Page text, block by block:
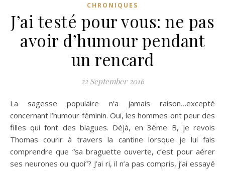
CHRONIQUES
J’ai testé pour vous: ne pas
avoir d’humour pendant
un rencard
22 September 2016
La sagesse populaire n’a jamais raison…excepté
concernant l’humour féminin. Oui, les hommes ont peur des
filles qui font des blagues. Déjà, en 3ème B, je revois
Thomas courir à travers la cantine lorsque je lui fais
comprendre que “sa braguette ouverte, c’est pour aérer
ses neurones ou quoi”? J’ai ri, il n’a pas compris, j’ai essayé